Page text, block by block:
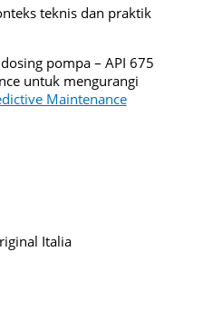
teknis dan praktik
pompa – API 675
untuk mengurangi
Maintenance
Italia